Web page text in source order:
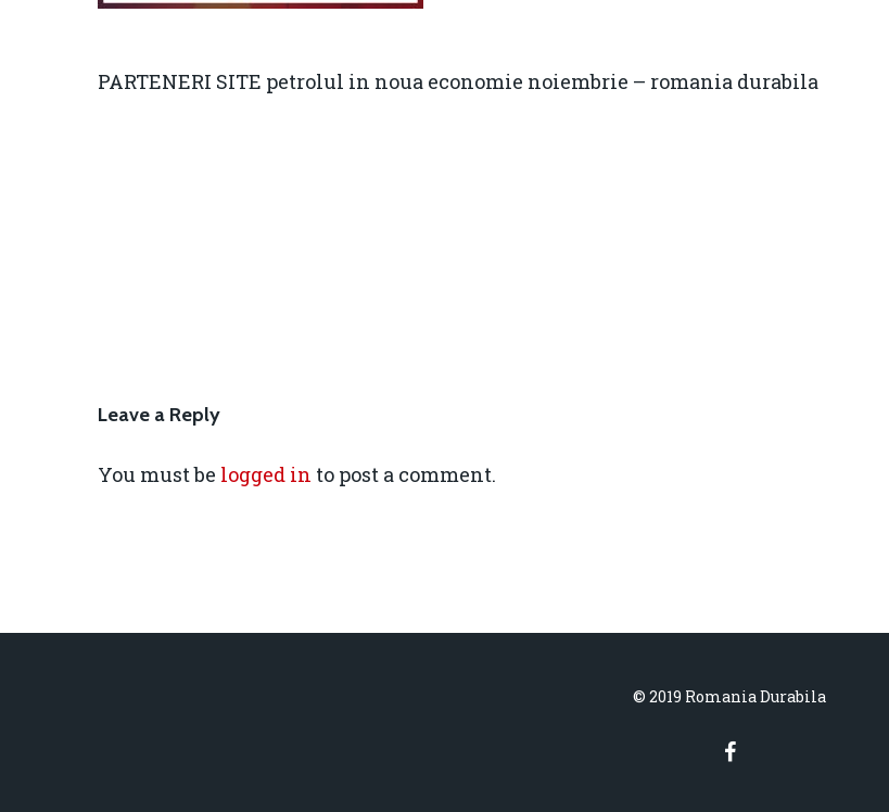
PARTENERI SITE petrolul in noua economie noiembrie – romania durabila
Leave a Reply
You must be logged in to post a comment.
© 2019 Romania Durabila